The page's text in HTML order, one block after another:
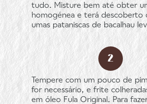
tudo. Misture bem até obter
homogénea e terá descoberto
umas pataniscas de bacalhau
Tempere com um pouco de
for necessário, e frite
em óleo Fula Original. Para